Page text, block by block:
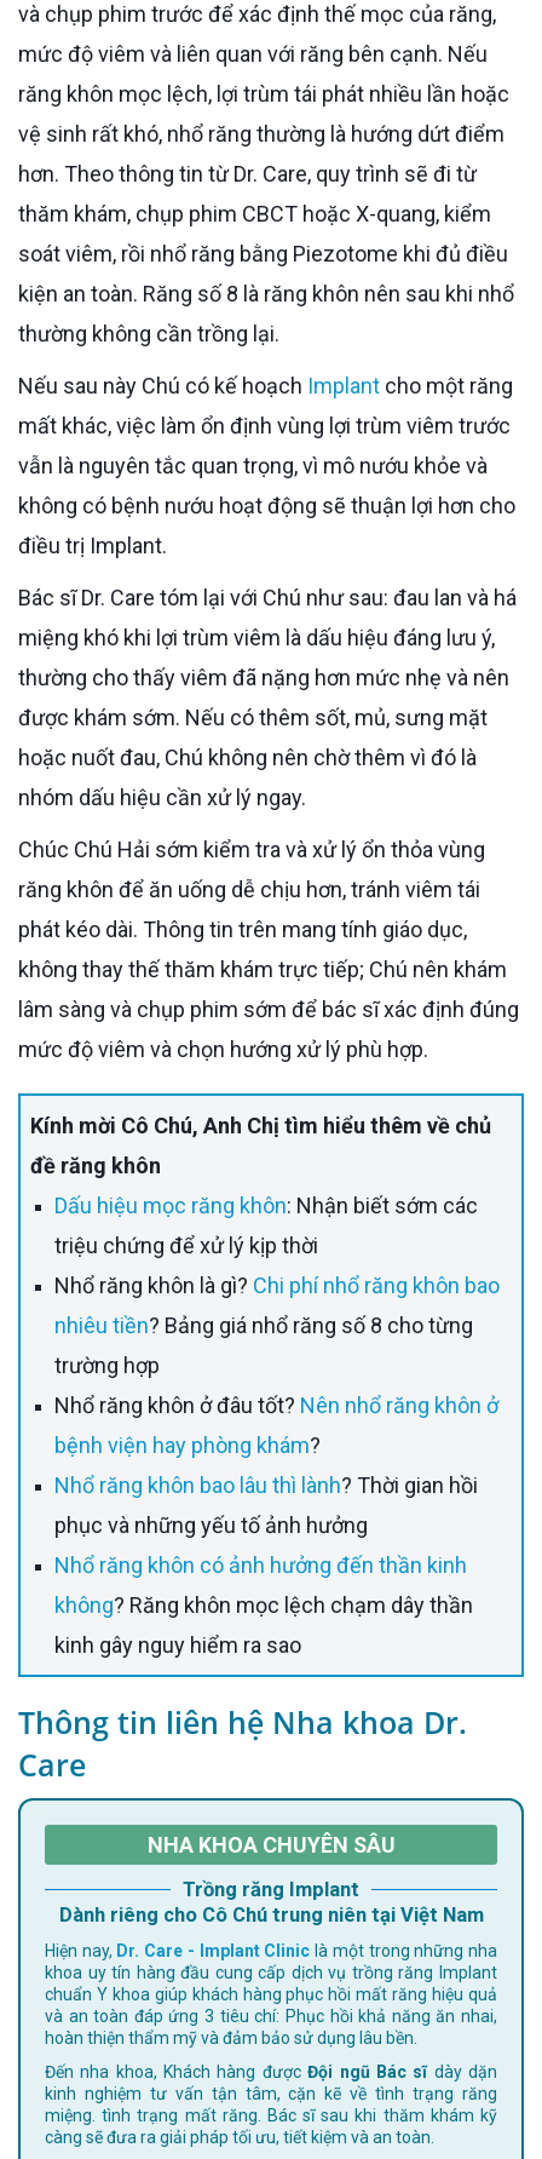
và chụp phim trước để xác định thế mọc của răng,
mức độ viêm và liên quan với răng bên cạnh. Nếu
răng khôn mọc lệch, lợi trùm tái phát nhiều lần hoặc
vệ sinh rất khó, nhổ răng thường là hướng dứt điểm
hơn. Theo thông tin từ Dr. Care, quy trình sẽ đi từ
thăm khám, chụp phim CBCT hoặc X-quang, kiểm
soát viêm, rồi nhổ răng bằng Piezotome khi đủ điều
kiện an toàn. Răng số 8 là răng khôn nên sau khi nhổ
thường không cần trồng lại.
Nếu sau này Chú có kế hoạch Implant cho một răng
mất khác, việc làm ổn định vùng lợi trùm viêm trước
vẫn là nguyên tắc quan trọng, vì mô nướu khỏe và
không có bệnh nướu hoạt động sẽ thuận lợi hơn cho
điều trị Implant.
Bác sĩ Dr. Care tóm lại với Chú như sau: đau lan và há
miệng khó khi lợi trùm viêm là dấu hiệu đáng lưu ý,
thường cho thấy viêm đã nặng hơn mức nhẹ và nên
được khám sớm. Nếu có thêm sốt, mủ, sưng mặt
hoặc nuốt đau, Chú không nên chờ thêm vì đó là
nhóm dấu hiệu cần xử lý ngay.
Chúc Chú Hải sớm kiểm tra và xử lý ổn thỏa vùng
răng khôn để ăn uống dễ chịu hơn, tránh viêm tái
phát kéo dài. Thông tin trên mang tính giáo dục,
không thay thế thăm khám trực tiếp; Chú nên khám
lâm sàng và chụp phim sớm để bác sĩ xác định đúng
mức độ viêm và chọn hướng xử lý phù hợp.
Kính mời Cô Chú, Anh Chị tìm hiểu thêm về chủ
đề răng khôn
Dấu hiệu mọc răng khôn: Nhận biết sớm các
triệu chứng để xử lý kịp thời
Nhổ răng khôn là gì? Chi phí nhổ răng khôn bao
nhiêu tiền? Bảng giá nhổ răng số 8 cho từng
trường hợp
Nhổ răng khôn ở đâu tốt? Nên nhổ răng khôn ở
bệnh viện hay phòng khám?
Nhổ răng khôn bao lâu thì lành? Thời gian hồi
phục và những yếu tố ảnh hưởng
Nhổ răng khôn có ảnh hưởng đến thần kinh
không? Răng khôn mọc lệch chạm dây thần
kinh gây nguy hiểm ra sao
Thông tin liên hệ Nha khoa Dr.
Care
NHA KHOA CHUYÊN SÂU
Trồng răng Implant
Dành riêng cho Cô Chú trung niên tại Việt Nam
Hiện nay, Dr. Care - Implant Clinic là một trong những nha
khoa uy tín hàng đầu cung cấp dịch vụ trồng răng Implant
chuẩn Y khoa giúp khách hàng phục hồi mất răng hiệu quả
và an toàn đáp ứng 3 tiêu chí: Phục hồi khả năng ăn nhai,
hoàn thiện thẩm mỹ và đảm bảo sử dụng lâu bền.
Đến nha khoa, Khách hàng đượcĐội ngũ Bác sĩdày dặn
kinh nghiệm tư vấn tận tâm, cặn kẽ về tình trạng răng
miệng. tình trạng mất răng. Bác sĩ sau khi thăm khám kỹ
càng sẽ đưa ra giải pháp tối ưu, tiết kiệm và an toàn.